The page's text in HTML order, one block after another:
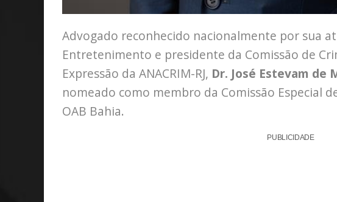
Advogado reconhecido nacionalmente por sua
Entretenimento e presidente da Comissão de
Expressão da ANACRIM-RJ, Dr. José Estevam de
nomeado como membro da Comissão Especial
OAB Bahia.
PUBLICIDADE